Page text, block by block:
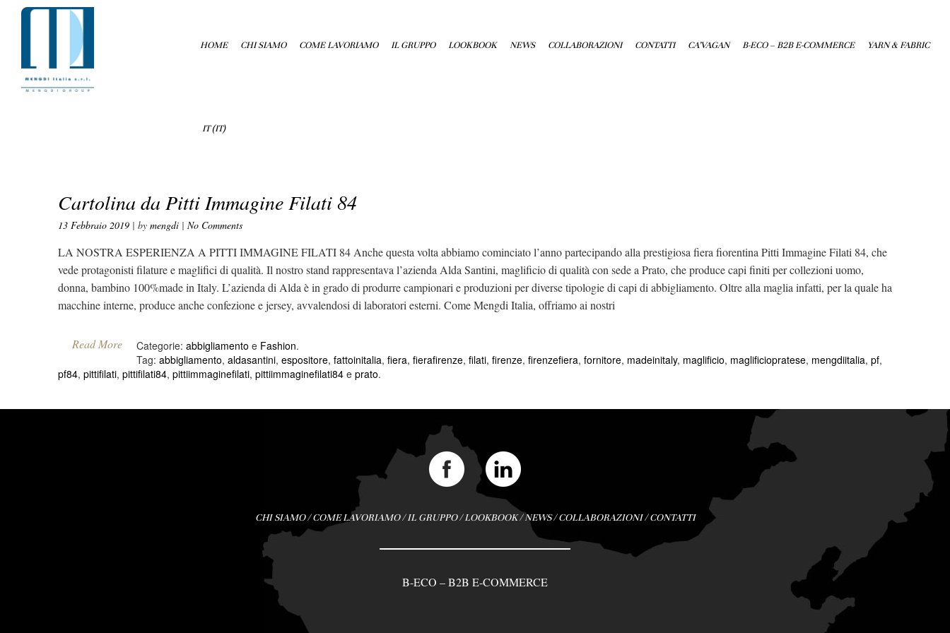
HOME CHI SIAMO COME LAVORIAMO IL GRUPPO LOOKBOOK NEWS COLLABORAZIONI CONTATTI CA’VAGAN B-ECO – B2B E-COMMERCE YARN & FABRIC
IT(IT)
Cartolina da Pitti Immagine Filati 84
13 Febbraio 2019 | by mengdi | No Comments
LA NOSTRA ESPERIENZA A PITTI IMMAGINE FILATI 84 Anche questa volta abbiamo cominciato l’anno partecipando alla prestigiosa fiera fiorentina Pitti Immagine Filati 84, che
vede protagonisti filature e maglifici di qualità. Il nostro stand rappresentava l’azienda Alda Santini, maglificio di qualità con sede a Prato, che produce capi finiti per collezioni uomo,
donna, bambino 100%made in Italy. L’azienda di Alda è in grado di produrre campionari e produzioni per diverse tipologie di capi di abbigliamento. Oltre alla maglia infatti, per la quale ha
macchine interne, produce anche confezione e jersey, avvalendosi di laboratori esterni. Come Mengdi Italia, offriamo ai nostri
Read More Categorie: abbigliamento e Fashion.
Tag: abbigliamento, aldasantini, espositore, fattoinitalia, fiera, fierafirenze, filati, firenze, firenzefiera, fornitore, madeinitaly, maglificio, maglificiopratese, mengdiitalia, pf,
pf84, pittifilati, pittifilati84, pittiimmaginefilati, pittiimmaginefilati84 e prato.
CHI SIAMO/COME LAVORIAMO/IL GRUPPO/LOOKBOOK/NEWS/COLLABORAZIONI/CONTATTI
B-ECO – B2B E-COMMERCE